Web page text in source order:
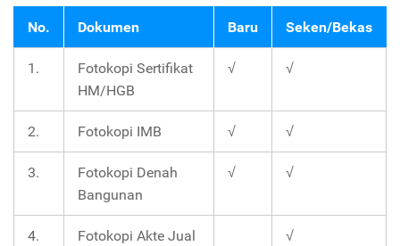
No. Dokumen Baru Seken/Bekas
1.
Fotokopi Sertifikat
HM/HGB
√ √
2. Fotokopi IMB √ √
3.
Fotokopi Denah
Bangunan
√ √
4.
Fotokopi Akte Jual
√